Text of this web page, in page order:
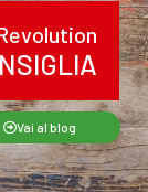
Vai al blog